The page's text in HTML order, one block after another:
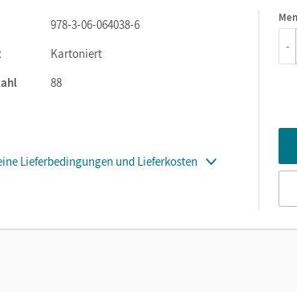
978-3-06-064038-6
Kartoniert
88
Lieferbedingungen und Lieferkosten
1
-